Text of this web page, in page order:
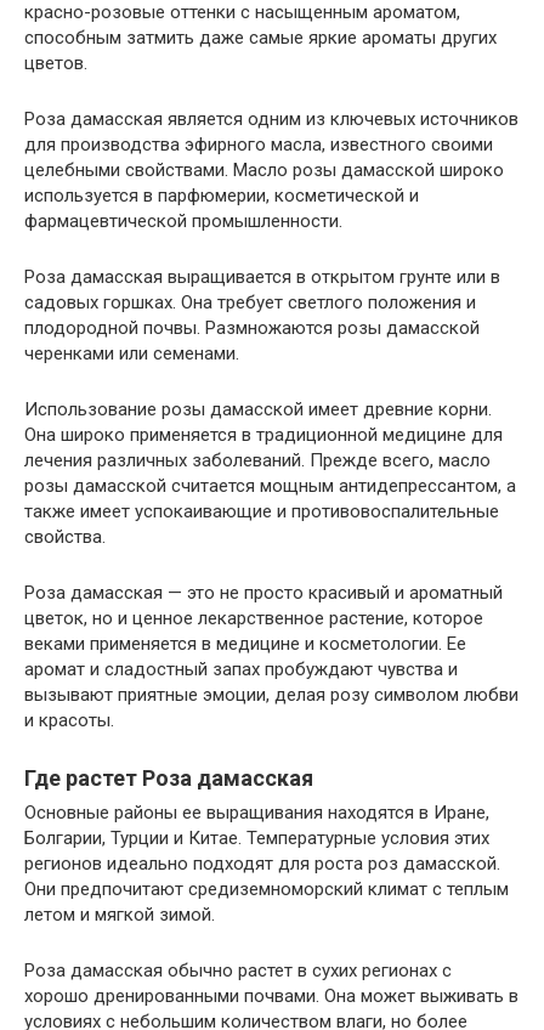
красно-розовые оттенки с насыщенным ароматом,
способным затмить даже самые яркие ароматы других
цветов.
Роза дамасская является одним из ключевых источников
для производства эфирного масла, известного своими
целебными свойствами. Масло розы дамасской широко
используется в парфюмерии, косметической и
фармацевтической промышленности.
Роза дамасская выращивается в открытом грунте или в
садовых горшках. Она требует светлого положения и
плодородной почвы. Размножаются розы дамасской
черенками или семенами.
Использование розы дамасской имеет древние корни.
Она широко применяется в традиционной медицине для
лечения различных заболеваний. Прежде всего, масло
розы дамасской считается мощным антидепрессантом, а
также имеет успокаивающие и противовоспалительные
свойства.
Роза дамасская — это не просто красивый и ароматный
цветок, но и ценное лекарственное растение, которое
веками применяется в медицине и косметологии. Ее
аромат и сладостный запах пробуждают чувства и
вызывают приятные эмоции, делая розу символом любви
и красоты.
Где растет Роза дамасская
Основные районы ее выращивания находятся в Иране,
Болгарии, Турции и Китае. Температурные условия этих
регионов идеально подходят для роста роз дамасской.
Они предпочитают средиземноморский климат с теплым
летом и мягкой зимой.
Роза дамасская обычно растет в сухих регионах с
хорошо дренированными почвами. Она может выживать в
условиях с небольшим количеством влаги, но более